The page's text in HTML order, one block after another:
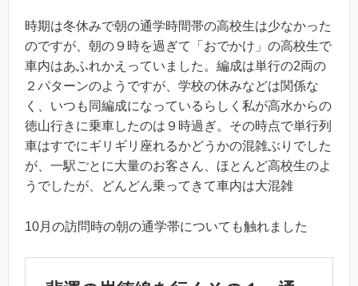
時期は冬休みで朝の通学時間帯の高校生は少なかった
のですが、朝の９時を過ぎて「おでかけ」の高校生で
車内はあふれかえっていました。編成は単行の2両の
２パターンのようですが、学校の休みなどは関係な
く、いつも同編成になっているらしく私が高水からの
徳山行きに乗車したのは９時過ぎ。その時点で単行列
車はすでにギリギリ座れるかどうかの混雑ぶりでした
が、一駅ごとに大量のお客さん、ほとんど高校生のよ
うでしたが、どんどん乗ってきて車内は大混雑
10月の訪問時の朝の通学帯についても触れました